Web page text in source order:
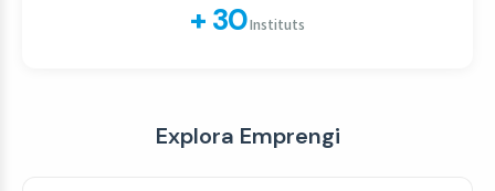
+ 30Instituts
Explora Emprengi